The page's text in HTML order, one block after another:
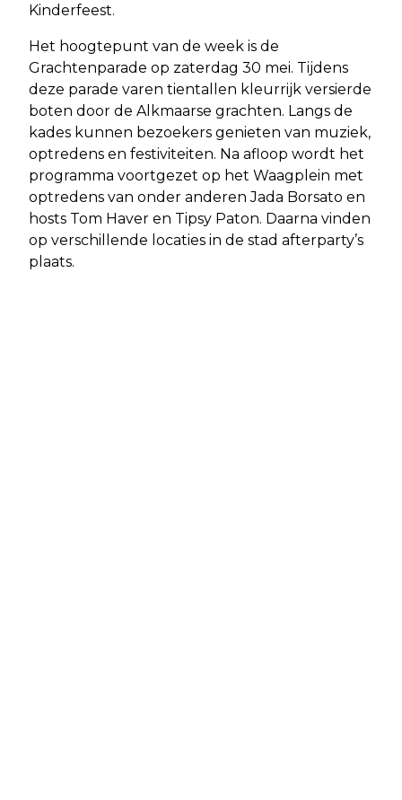
Kinderfeest.
Het hoogtepunt van de week is de
Grachtenparade op zaterdag 30 mei. Tijdens
deze parade varen tientallen kleurrijk versierde
boten door de Alkmaarse grachten. Langs de
kades kunnen bezoekers genieten van muziek,
optredens en festiviteiten. Na afloop wordt het
programma voortgezet op het Waagplein met
optredens van onder anderen Jada Borsato en
hosts Tom Haver en Tipsy Paton. Daarna vinden
op verschillende locaties in de stad afterparty’s
plaats.